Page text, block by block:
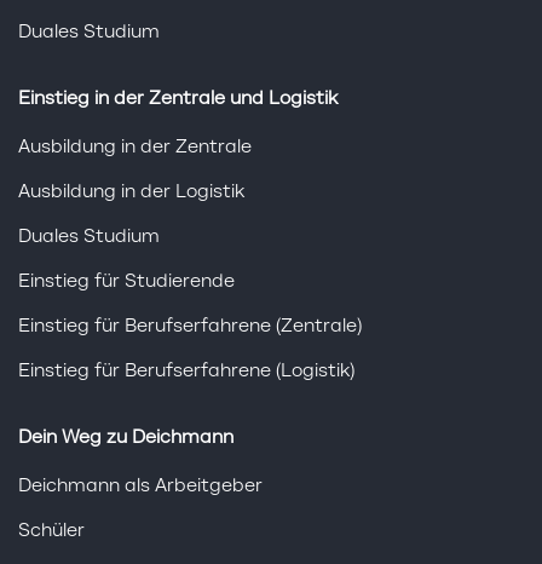
Duales Studium
Einstieg in der Zentrale und Logistik
Ausbildung in der Zentrale
Ausbildung in der Logistik
Duales Studium
Einstieg für Studierende
Einstieg für Berufserfahrene (Zentrale)
Einstieg für Berufserfahrene (Logistik)
Dein Weg zu Deichmann
Deichmann als Arbeitgeber
Schüler